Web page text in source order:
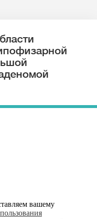
вашему